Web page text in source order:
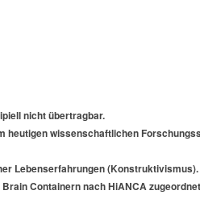
nicht übertragbar.
heutigen wissenschaftlichen
Lebenserfahrungen (Konstruktivismus).
Containern nach HiANCA